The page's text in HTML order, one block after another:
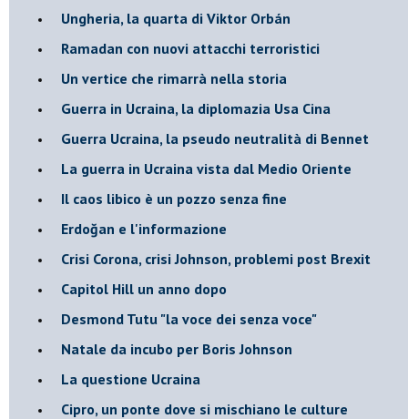
Ungheria, la quarta di Viktor Orbán
Ramadan con nuovi attacchi terroristici
Un vertice che rimarrà nella storia
Guerra in Ucraina, la diplomazia Usa Cina
Guerra Ucraina, la pseudo neutralità di Bennet
La guerra in Ucraina vista dal Medio Oriente
​Il caos libico è un pozzo senza fine
Erdoğan e l'informazione
Crisi Corona, crisi Johnson, problemi post Brexit
Capitol Hill un anno dopo
Desmond Tutu "la voce dei senza voce"
Natale da incubo per Boris Johnson
La questione Ucraina
Cipro, un ponte dove si mischiano le culture